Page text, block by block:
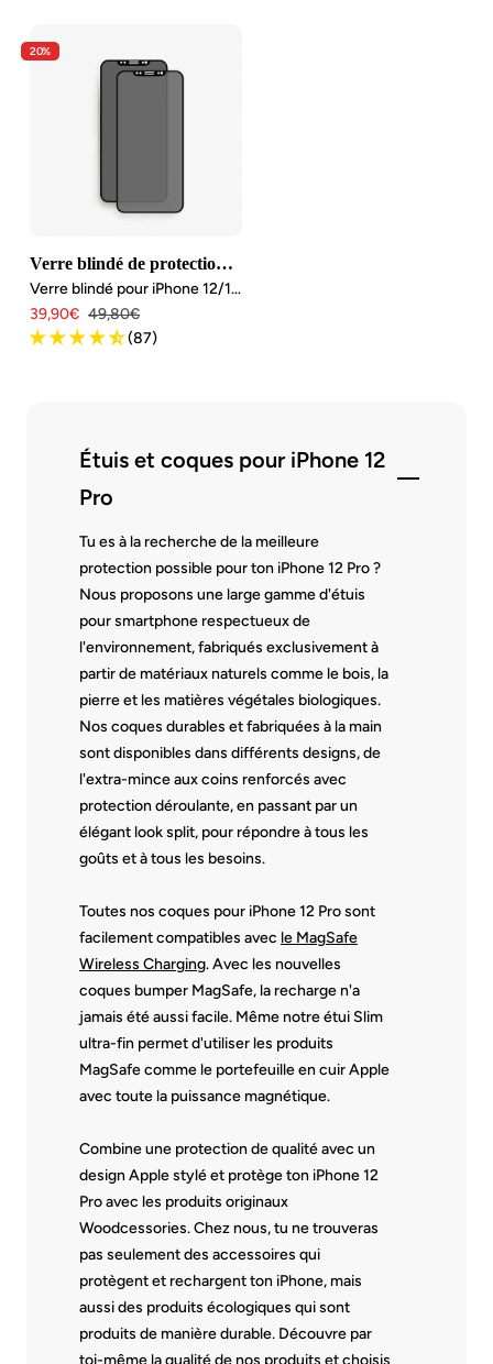
20%
Verre blindé de protection de la vie privée
Verre blindé pour iPhone 12/12 Pro Privacy (2 pièces)
Angebotspreis
39,90€ Regulärer
Preis
49,80€
(87)
Étuis et coques pour iPhone 12
Pro
Tu es à la recherche de la meilleure
protection possible pour ton iPhone 12 Pro ?
Nous proposons une large gamme d'étuis
pour smartphone respectueux de
l'environnement, fabriqués exclusivement à
partir de matériaux naturels comme le bois, la
pierre et les matières végétales biologiques.
Nos coques durables et fabriquées à la main
sont disponibles dans différents designs, de
l'extra-mince aux coins renforcés avec
protection déroulante, en passant par un
élégant look split, pour répondre à tous les
goûts et à tous les besoins.
Toutes nos coques pour iPhone 12 Pro sont
facilement compatibles avec le MagSafe
Wireless Charging. Avec les nouvelles
coques bumper MagSafe, la recharge n'a
jamais été aussi facile. Même notre étui Slim
ultra-fin permet d'utiliser les produits
MagSafe comme le portefeuille en cuir Apple
avec toute la puissance magnétique.
Combine une protection de qualité avec un
design Apple stylé et protège ton iPhone 12
Pro avec les produits originaux
Woodcessories. Chez nous, tu ne trouveras
pas seulement des accessoires qui
protègent et rechargent ton iPhone, mais
aussi des produits écologiques qui sont
produits de manière durable. Découvre par
toi-même la qualité de nos produits et choisis